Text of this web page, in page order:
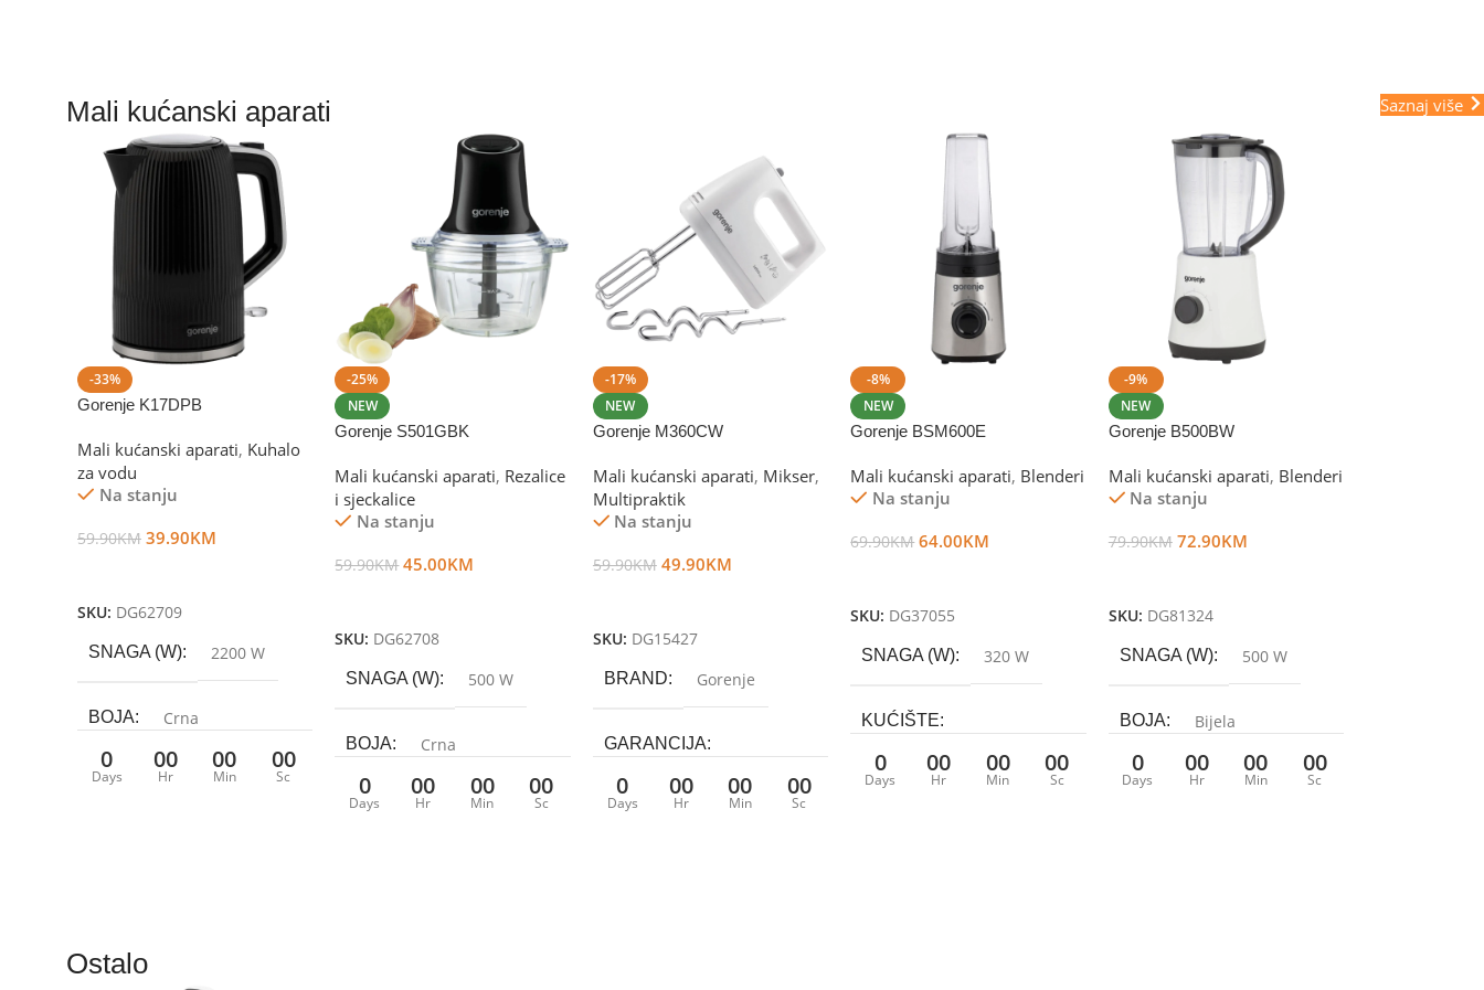
Mali kućanski aparati Saznaj više
-33%
Gorenje K17DPB
Mali kućanski aparati, Kuhalo
za vodu
Na stanju
59.90KM 39.90KM
SKU: DG62709
SNAGA (W) 2200 W
BOJA Crna
ZAPREMINA/OBIM ( L )
216 x 242 x 157 (mm)
0
Days
00
Hr
00
Min
00
Sc
-25%
NEW
Gorenje S501GBK
Mali kućanski aparati, Rezalice
i sjeckalice
Na stanju
59.90KM 45.00KM
SKU: DG62708
SNAGA (W) 500 W
BOJA Crna
KUĆIŠTE
0
Days
00
Hr
00
Min
00
Sc
-17%
NEW
Gorenje M360CW
Mali kućanski aparati, Mikser,
Multipraktik
Na stanju
59.90KM 49.90KM
SKU: DG15427
BRAND Gorenje
GARANCIJA
24 mjeseci
0
Days
00
Hr
00
Min
00
Sc
-8%
NEW
Gorenje BSM600E
Mali kućanski aparati, Blenderi
Na stanju
69.90KM 64.00KM
SKU: DG37055
SNAGA (W) 320 W
KUĆIŠTE
Plastika/Metal
0
Days
00
Hr
00
Min
00
Sc
-9%
NEW
Gorenje B500BW
Mali kućanski aparati, Blenderi
Na stanju
79.90KM 72.90KM
SKU: DG81324
SNAGA (W) 500 W
BOJA Bijela
KUĆIŠTE Plastika
0
Days
00
Hr
00
Min
00
Sc
Ostalo